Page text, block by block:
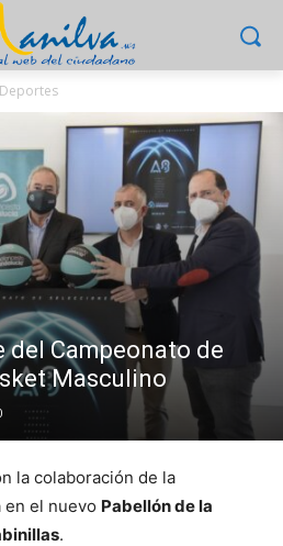
del Campeonato de
Masculino
la colaboración de la
en el nuevo Pabellón de la
.